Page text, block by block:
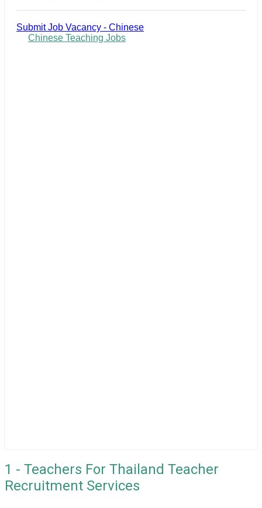
Submit Job Vacancy - Chinese
Chinese Teaching Jobs
1 - Teachers For Thailand Teacher
Recruitment Services